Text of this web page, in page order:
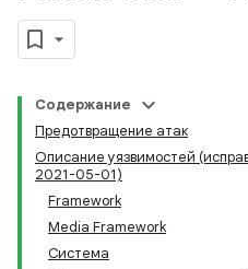
Содержание
Предотвращение атак
Описание уязвимостей
2021-05-01)
Framework
Media Framework
Система